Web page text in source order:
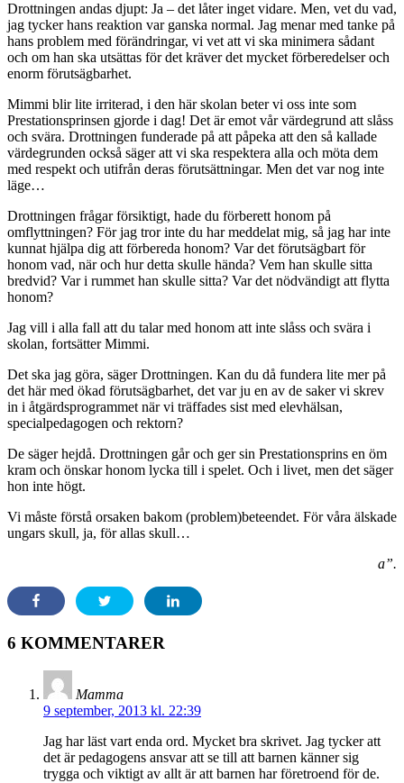
Drottningen andas djupt: Ja – det låter inget vidare. Men, vet du vad,
jag tycker hans reaktion var ganska normal. Jag menar med tanke på
hans problem med förändringar, vi vet att vi ska minimera sådant
och om han ska utsättas för det kräver det mycket förberedelser och
enorm förutsägbarhet.
Mimmi blir lite irriterad, i den här skolan beter vi oss inte som
Prestationsprinsen gjorde i dag! Det är emot vår värdegrund att slåss
och svära. Drottningen funderade på att påpeka att den så kallade
värdegrunden också säger att vi ska respektera alla och möta dem
med respekt och utifrån deras förutsättningar. Men det var nog inte
läge…
Drottningen frågar försiktigt, hade du förberett honom på
omflyttningen? För jag tror inte du har meddelat mig, så jag har inte
kunnat hjälpa dig att förbereda honom? Var det förutsägbart för
honom vad, när och hur detta skulle hända? Vem han skulle sitta
bredvid? Var i rummet han skulle sitta? Var det nödvändigt att flytta
honom?
Jag vill i alla fall att du talar med honom att inte slåss och svära i
skolan, fortsätter Mimmi.
Det ska jag göra, säger Drottningen. Kan du då fundera lite mer på
det här med ökad förutsägbarhet, det var ju en av de saker vi skrev
in i åtgärdsprogrammet när vi träffades sist med elevhälsan,
specialpedagogen och rektorn?
De säger hejdå. Drottningen går och ger sin Prestationsprins en öm
kram och önskar honom lycka till i spelet. Och i livet, men det säger
hon inte högt.
Vi måste förstå orsaken bakom (problem)beteendet. För våra älskade
ungars skull, ja, för allas skull…
a”.
6 KOMMENTARER
Mamma
9 september, 2013 kl. 22:39
Jag har läst vart enda ord. Mycket bra skrivet. Jag tycker att
det är pedagogens ansvar att se till att barnen känner sig
trygga och viktigt av allt är att barnen har företroend för de.